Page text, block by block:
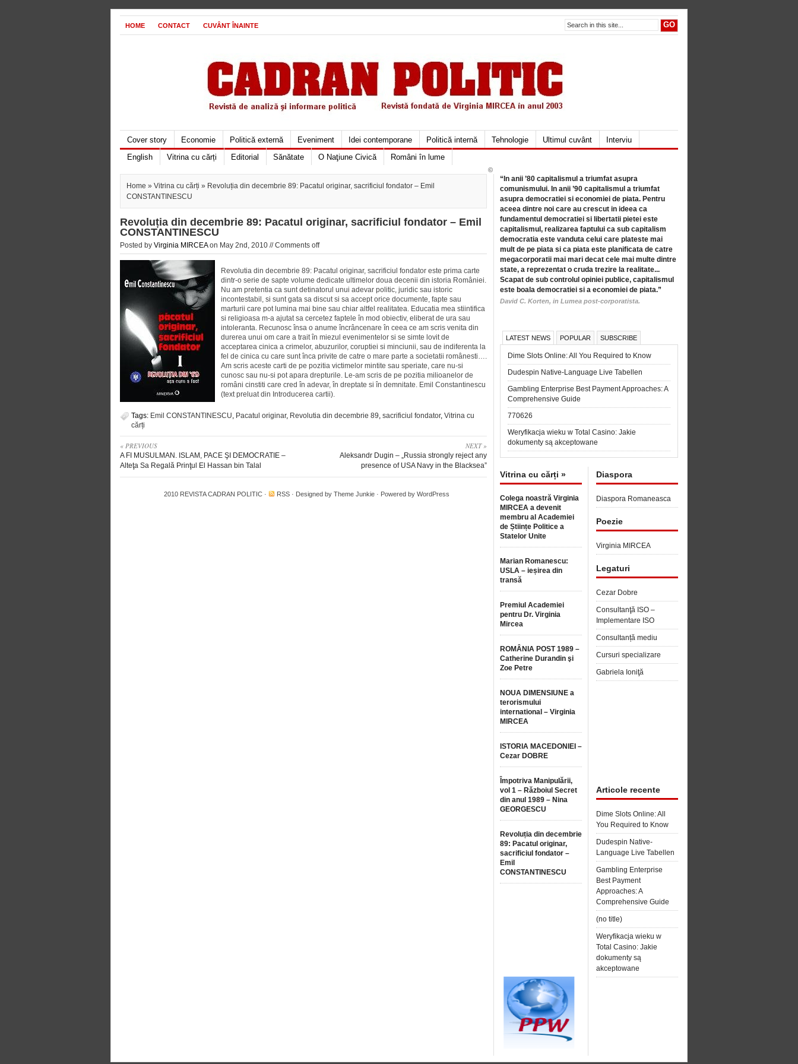
HOME CONTACT CUVÂNT ÎNAINTE
Cover story Economie Politică externă Eveniment Idei contemporane Politică internă Tehnologie Ultimul cuvânt
Interviu
English
Vitrina cu cărți Editorial Sănătate O Naţiune Civică Români în lume
Home » Vitrina cu cărți » Revoluția din decembrie 89: Pacatul originar, sacrificiul fondator – Emil
CONSTANTINESCU
Revoluția din decembrie 89: Pacatul originar, sacrificiul fondator – Emil
CONSTANTINESCU
Posted by Virginia MIRCEAon May 2nd, 2010 //Comments off
Revolutia din decembrie 89: Pacatul originar, sacrificiul fondator este prima carte
dintr-o serie de sapte volume dedicate ultimelor doua decenii din istoria României.
Nu am pretentia ca sunt detinatorul unui adevar politic, juridic sau istoric
incontestabil, si sunt gata sa discut si sa accept orice documente, fapte sau
marturii care pot lumina mai bine sau chiar altfel realitatea. Educatia mea stiintifica
si religioasa m-a ajutat sa cercetez faptele în mod obiectiv, eliberat de ura sau
intoleranta. Recunosc însa o anume încrâncenare în ceea ce am scris venita din
durerea unui om care a trait în miezul evenimentelor si se simte lovit de
acceptarea cinica a crimelor, abuzurilor, coruptiei si minciunii, sau de indiferenta la
fel de cinica cu care sunt înca privite de catre o mare parte a societatii românesti….
Am scris aceste carti de pe pozitia victimelor mintite sau speriate, care nu-si
cunosc sau nu-si pot apara drepturile. Le-am scris de pe pozitia milioanelor de
români cinstiti care cred în adevar, în dreptate si în demnitate. Emil Constantinescu
(text preluat din Introducerea cartii).
Tags: Emil CONSTANTINESCU, Pacatul originar, Revolutia din decembrie 89, sacrificiul fondator, Vitrina cu
cărți
« PREVIOUS
A FI MUSULMAN. ISLAM, PACE ŞI DEMOCRATIE –
Alteţa Sa Regală Prinţul El Hassan bin Talal
NEXT »
Aleksandr Dugin – „Russia strongly reject any
presence of USA Navy in the Blacksea”
“In anii ’80 capitalismul a triumfat asupra
comunismului. In anii ’90 capitalismul a triumfat
asupra democratiei si economiei de piata. Pentru
aceea dintre noi care au crescut in ideea ca
fundamentul democratiei si libertatii pietei este
capitalismul, realizarea faptului ca sub capitalism
democratia este vanduta celui care plateste mai
mult de pe piata si ca piata este planificata de catre
megacorporatii mai mari decat cele mai multe dintre
state, a reprezentat o cruda trezire la realitate...
Scapat de sub controlul opiniei publice, capitalismul
este boala democratiei si a economiei de piata.”
David C. Korten, in Lumea post-corporatista.
LATEST NEWS POPULAR SUBSCRIBE
Dime Slots Online: All You Required to Know
Dudespin Native-Language Live Tabellen
Gambling Enterprise Best Payment Approaches: A
Comprehensive Guide
770626
Weryfikacja wieku w Total Casino: Jakie
dokumenty są akceptowane
Vitrina cu cărți »
Colega noastră Virginia
MIRCEA a devenit
membru al Academiei
de Științe Politice a
Statelor Unite
Marian Romanescu:
USLA – ieșirea din
transă
Premiul Academiei
pentru Dr. Virginia
Mircea
ROMÂNIA POST 1989 –
Catherine Durandin şi
Zoe Petre
NOUA DIMENSIUNE a
terorismului
international – Virginia
MIRCEA
ISTORIA MACEDONIEI –
Cezar DOBRE
Împotriva Manipulării,
vol 1 – Războiul Secret
din anul 1989 – Nina
GEORGESCU
Revoluția din decembrie
89: Pacatul originar,
sacrificiul fondator –
Emil
CONSTANTINESCU
Diaspora
Diaspora Romaneasca
Poezie
Virginia MIRCEA
Legaturi
Cezar Dobre
Consultanţă ISO –
Implementare ISO
Consultanță mediu
Cursuri specializare
Gabriela Ioniţă
Articole recente
Dime Slots Online: All
You Required to Know
Dudespin Native-
Language Live Tabellen
Gambling Enterprise
Best Payment
Approaches: A
Comprehensive Guide
(no title)
Weryfikacja wieku w
Total Casino: Jakie
dokumenty są
akceptowane
©
2010 REVISTA CADRAN POLITIC · RSS · Designed by Theme Junkie · Powered by WordPress